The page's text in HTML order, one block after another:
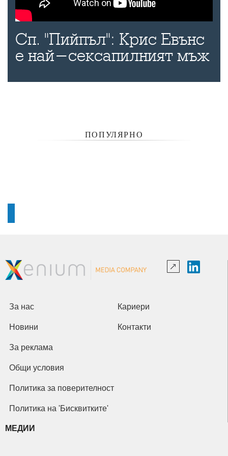
Сп. "Пийпъл": Крис Евънс
е най-сексапилният мъж
ПОПУЛЯРНО
За нас Кариери
Новини Контакти
За реклама
Общи условия
Политика за поверителност
Политика на 'Бисквитките'
МЕДИИ